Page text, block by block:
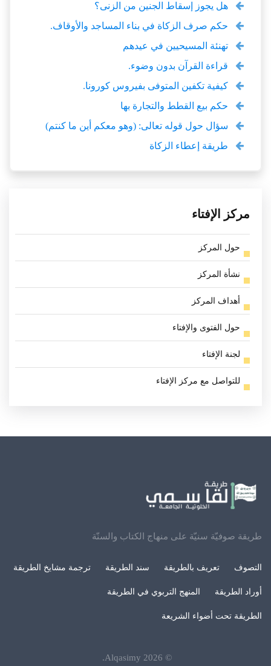
هل يجوز إسقاط الجنين من الزنى؟
حكم صرف الزكاة في بناء المساجد والأوقاف.
تهنئة المسيحيين في عيدهم
قراءة القرآن بدون وضوء.
كيفية تكفين المتوفى بفيروس كورونا.
حكم بيع القطط والتجارة بها
سؤال حول قوله تعالى: (وهو معكم أين ما كنتم)
طريقة إعطاء الزكاة
مركز الإفتاء
حول المركز
نشأة المركز
أهداف المركز
حول الفتوى والإفتاء
لجنة الإفتاء
للتواصل مع مركز الإفتاء
طريقة صوفيّة سنيّة على منهاج الكتاب والسنّة
التصوف تعريف بالطريقة سند الطريقة ترجمة مشايخ الطريقة
أوراد الطريقة المنهج التربوي في الطريقة
الطريقة تحت أضواء الشريعة
©
2026
Alqasimy
.